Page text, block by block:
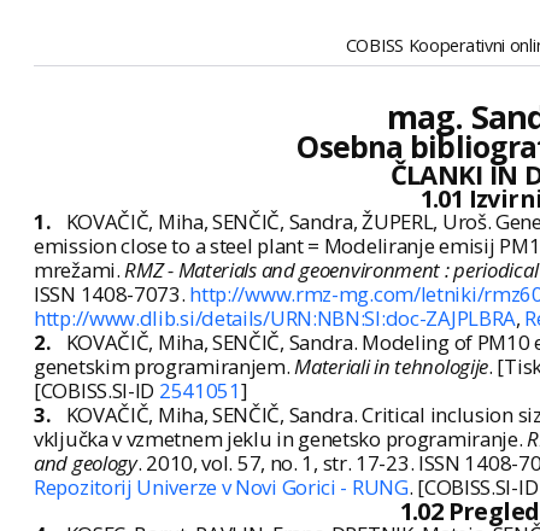
COBISS Kooperativni
mag.
Osebna
ČLANKI IN
1.01
1.
KOVAČIČ, Miha, SENČIČ, Sandra, ŽUPERL, Uroš.
emission close to a steel plant = Modeliranje emisij
mrežami.RMZ - Materials and geoenvironment :
ISSN 1408-7073. http://www.rmz-mg.com/letniki/
http://www.dlib.si/details/URN:NBN:SI:doc-ZAJPLBRA,
2.
KOVAČIČ, Miha, SENČIČ, Sandra. Modeling of
genetskim programiranjem.Materiali in tehnologije.
[COBISS.SI-ID 2541051]
3.
KOVAČIČ, Miha, SENČIČ, Sandra. Critical
vključka v vzmetnem jeklu in genetsko programiranje.
and geology. 2010, vol. 57, no. 1, str. 17-23. ISSN 1408-
Repozitorij Univerze v Novi Gorici - RUNG. [COBISS.SI-
1.02